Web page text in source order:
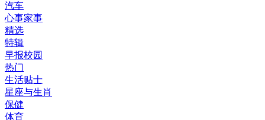
汽车
心事家事
精选
特辑
早报校园
热门
生活贴士
星座与生肖
保健
体育